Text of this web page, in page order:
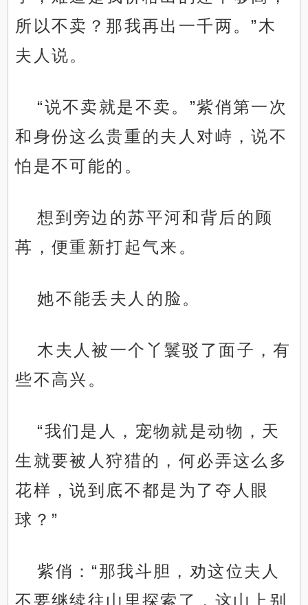
所以不卖？那我再出一千两。”木
夫人说。
“说不卖就是不卖。”紫俏第一次
和身份这么贵重的夫人对峙，说不
怕是不可能的。
想到旁边的苏平河和背后的顾
苒，便重新打起气来。
她不能丢夫人的脸。
木夫人被一个丫鬟驳了面子，有
些不高兴。
“我们是人，宠物就是动物，天
生就要被人狩猎的，何必弄这么多
花样，说到底不都是为了夺人眼
球？”
紫俏：“那我斗胆，劝这位夫人
不要继续往山里探索了，这山上别